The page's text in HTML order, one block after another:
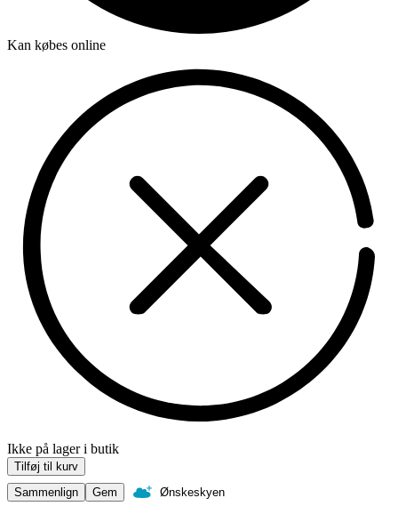
Kan købes online
Ikke på lager i butik
Tilføj til kurv
Sammenlign
Gem Ønskeskyen